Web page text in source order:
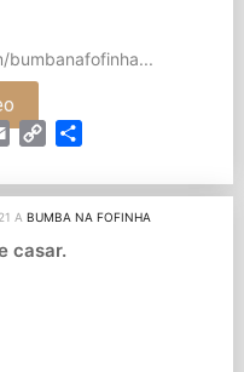
bumbanafofinha...
Email Copy
A BUMBA NA FOFINHA
casar.